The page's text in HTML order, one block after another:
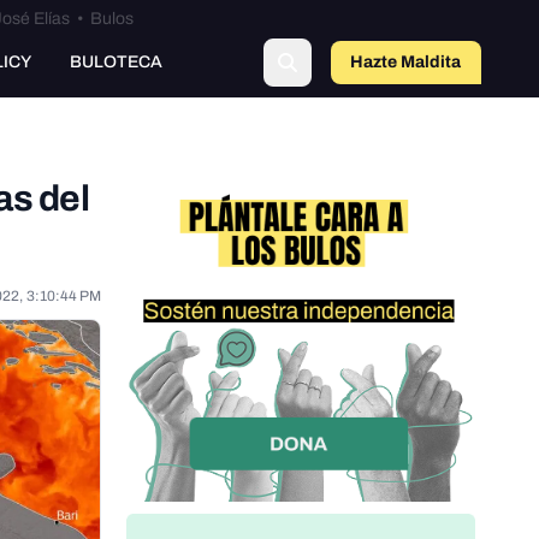
Elías• Bulos
BULOTECA Hazte Maldito
a
del
3:10:44 PM